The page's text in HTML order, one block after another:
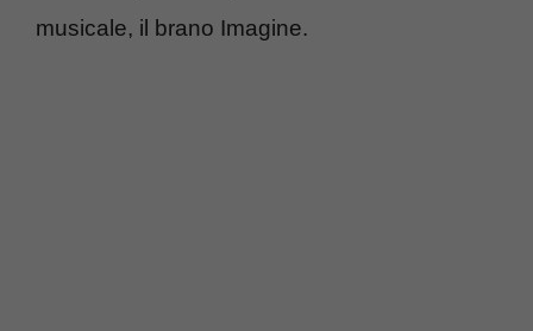
musicale, il brano Imagine.